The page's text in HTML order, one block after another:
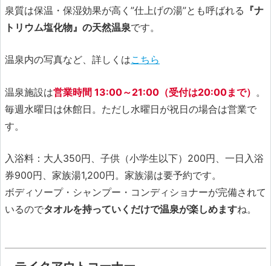
泉質は保温・保湿効果が高く”仕上げの湯”とも呼ばれる 『ナ
トリウム塩化物』の天然温泉です。
温泉内の写真など、詳しくはこちら
温泉施設は営業時間 13:00～21:00（受付は20:00まで） 。
毎週水曜日は休館日。ただし水曜日が祝日の場合は営業で
す。
入浴料：大人350円、子供（小学生以下）200円、一日入浴
券900円、家族湯1,200円。家族湯は要予約です。
ボディソープ・シャンプー・コンディショナーが完備されて
いるのでタオルを持っていくだけで温泉が楽しめますね。